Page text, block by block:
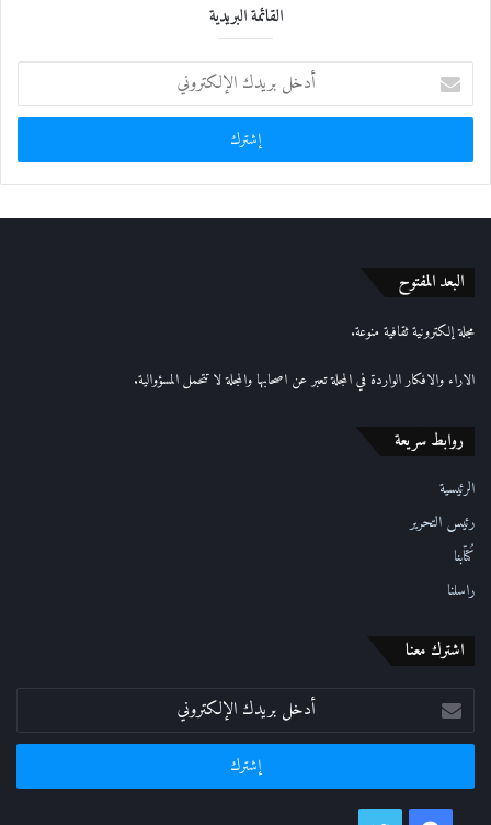
القائمة البريدية
خ
ب
ر
إ
ك
ي
البعد المفتوح
مجلة إلكترونية ثقافية منوعة.
الاراء والافكار الواردة في المجلة تعبر عن اصحابها والمجلة لا تتحمل المسؤوالية.
روابط سريعة
الرئيسية
رئيس التحرير
كُتّابنا
راسلنا
اشترك معنا
أدخل
بريدك
الإلكتروني